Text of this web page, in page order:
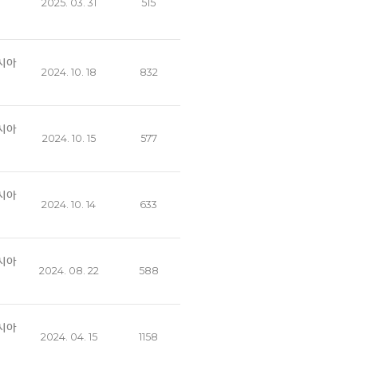
2025. 03. 31 515
아
2024. 10. 18 832
아
2024. 10. 15 577
아
2024. 10. 14 633
아
2024. 08. 22 588
아
2024. 04. 15 1158